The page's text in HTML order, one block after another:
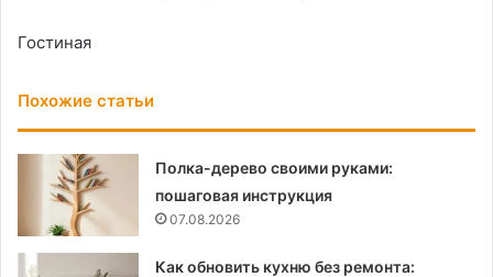
Гостиная
Похожие статьи
Полка-дерево своими руками:
пошаговая инструкция
07.08.2026
Как обновить кухню без ремонта: